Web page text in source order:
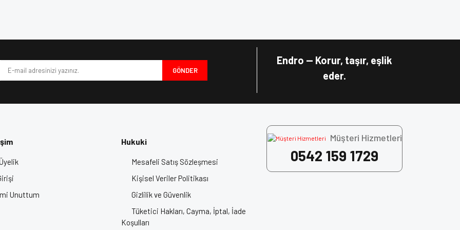
yıkanabilir ve hipoalerjenik iç astar , uzun sürüşlerde
yüksek güvenlik
Motor Kaskı, Kask Fiyatları, Motosiklet Kaskı, Motor Kask Fiyatları, Full Face Kask, Motosiklet Ekipman, Motorcu Kaskı,
GÖNDER
Endro — Korur, taşır, eşlik
eder.
Unuttum
Hukuki
Mesafeli Satış Sözleşmesi
Kişisel Veriler Politikası
Gizlilik ve Güvenlik
Tüketici Hakları, Cayma, İptal, İade
Koşulları
Müşteri Hizmetleri
0542 159 1729